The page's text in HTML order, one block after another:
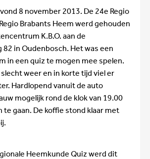
8 november 2013. De 24e Regio
Brabants Heem werd gehouden
K.B.O. aan de
82 in Oudenbosch. Het was een
in een quiz te mogen mee spelen.
weer en in korte tijd viel er
Hardlopend vanuit de auto
mogelijk rond de klok van 19.00
te gaan. De koffie stond klaar met
Heemkunde Quiz werd dit